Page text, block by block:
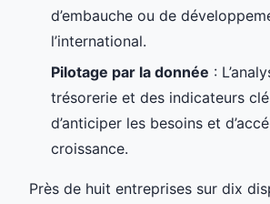
d’embauche ou de
l’international.
Pilotage par la donnée :
trésorerie et des indicateurs
d’anticiper les besoins et
croissance.
Près de huit entreprises sur dix